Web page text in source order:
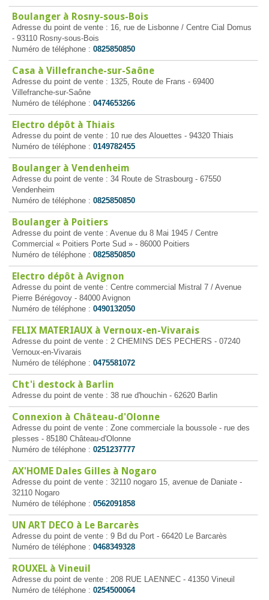
Boulanger à Rosny-sous-Bois
Adresse du point de vente : 16, rue de Lisbonne / Centre Cial Domus
- 93110 Rosny-sous-Bois
Numéro de téléphone : 0825850850
Casa à Villefranche-sur-Saône
Adresse du point de vente : 1325, Route de Frans - 69400
Villefranche-sur-Saône
Numéro de téléphone : 0474653266
Electro dépôt à Thiais
Adresse du point de vente : 10 rue des Alouettes - 94320 Thiais
Numéro de téléphone : 0149782455
Boulanger à Vendenheim
Adresse du point de vente : 34 Route de Strasbourg - 67550
Vendenheim
Numéro de téléphone : 0825850850
Boulanger à Poitiers
Adresse du point de vente : Avenue du 8 Mai 1945 / Centre
Commercial « Poitiers Porte Sud » - 86000 Poitiers
Numéro de téléphone : 0825850850
Electro dépôt à Avignon
Adresse du point de vente : Centre commercial Mistral 7 / Avenue
Pierre Bérégovoy - 84000 Avignon
Numéro de téléphone : 0490132050
FELIX MATERIAUX à Vernoux-en-Vivarais
Adresse du point de vente : 2 CHEMINS DES PECHERS - 07240
Vernoux-en-Vivarais
Numéro de téléphone : 0475581072
Cht'i destock à Barlin
Adresse du point de vente : 38 rue d'houchin - 62620 Barlin
Connexion à Château-d'Olonne
Adresse du point de vente : Zone commerciale la boussole - rue des
plesses - 85180 Château-d'Olonne
Numéro de téléphone : 0251237777
AX'HOME Dales Gilles à Nogaro
Adresse du point de vente : 32110 nogaro 15, avenue de Daniate -
32110 Nogaro
Numéro de téléphone : 0562091858
UN ART DECO à Le Barcarès
Adresse du point de vente : 9 Bd du Port - 66420 Le Barcarès
Numéro de téléphone : 0468349328
ROUXEL à Vineuil
Adresse du point de vente : 208 RUE LAENNEC - 41350 Vineuil
Numéro de téléphone : 0254500064